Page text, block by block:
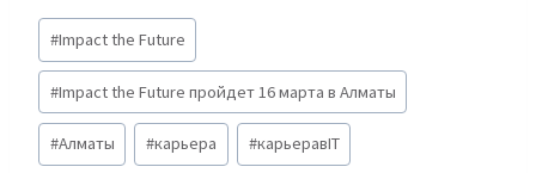
Метки
записи:
#Impact the Future
#Impact the Future пройдет 16 марта в Алматы
#Алматы #карьера #карьеравIT